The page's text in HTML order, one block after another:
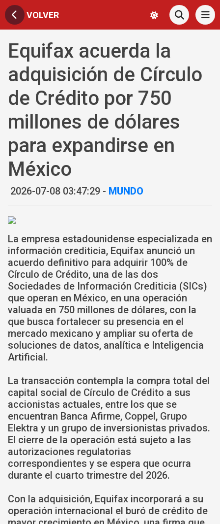
VOLVER
Equifax acuerda la
adquisición de Círculo
de Crédito por 750
millones de dólares
para expandirse en
México
2026-07-08 03:47:29 - MUNDO
La empresa estadounidense especializada en
información crediticia, Equifax anunció un
acuerdo definitivo para adquirir 100% de
Círculo de Crédito, una de las dos
Sociedades de Información Crediticia (SICs)
que operan en México, en una operación
valuada en 750 millones de dólares, con la
que busca fortalecer su presencia en el
mercado mexicano y ampliar su oferta de
soluciones de datos, analítica e Inteligencia
Artificial.
La transacción contempla la compra total del
capital social de Círculo de Crédito a sus
accionistas actuales, entre los que se
encuentran Banca Afirme, Coppel, Grupo
Elektra y un grupo de inversionistas privados.
El cierre de la operación está sujeto a las
autorizaciones regulatorias
correspondientes y se espera que ocurra
durante el cuarto trimestre del 2026.
Con la adquisición, Equifax incorporará a su
operación internacional el buró de crédito de